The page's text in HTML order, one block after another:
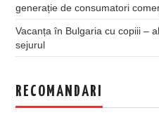
generație de consumatori
Vacanța în Bulgaria cu copiii –
sejurul
RECOMANDARI